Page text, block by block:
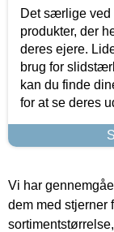
Det særlige ved
produkter, der
deres ejere.
brug for
kan du finde
for at se deres
Vi har
dem med stjerner